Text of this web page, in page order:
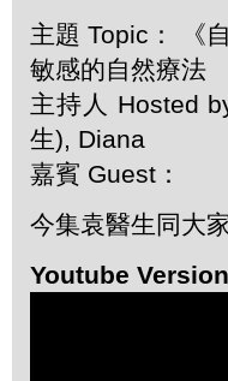
主題 Topic： 《
敏感的自然療法
主持人 Hosted
生), Diana
嘉賓 Guest：
今集袁醫生同大
Youtube